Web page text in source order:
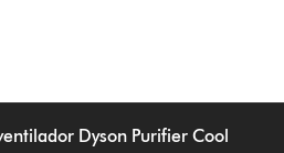
Dyson Purifier Cool